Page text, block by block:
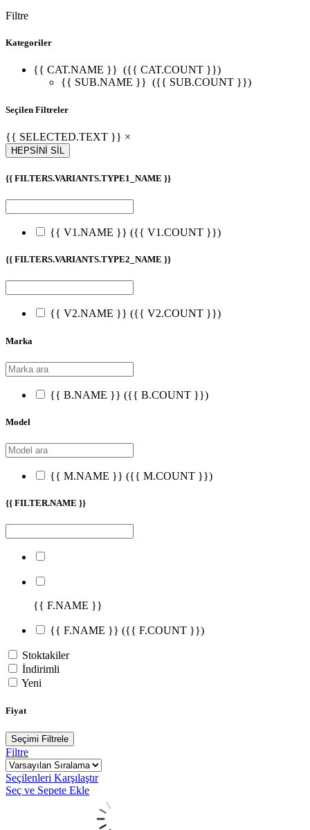
Filtre
Kategoriler
{{ CAT.NAME }} ({{ CAT.COUNT }})
{{ SUB.NAME }} ({{ SUB.COUNT }})
Seçilen Filtreler
{{ SELECTED.TEXT }} ×
HEPSİNİ SİL
{{ FILTERS.VARIANTS.TYPE1_NAME }}
{{ V1.NAME }} ({{ V1.COUNT }})
{{ FILTERS.VARIANTS.TYPE2_NAME }}
{{ V2.NAME }} ({{ V2.COUNT }})
Marka
{{ B.NAME }} ({{ B.COUNT }})
Model
{{ M.NAME }} ({{ M.COUNT }})
{{ FILTER.NAME }}
{{ F.NAME }}
{{ F.NAME }} ({{ F.COUNT }})
Stoktakiler
İndirimli
Yeni
Fiyat
Seçimi Filtrele
Filtre
Seçilenleri Karşılaştır
Seç ve Sepete Ekle